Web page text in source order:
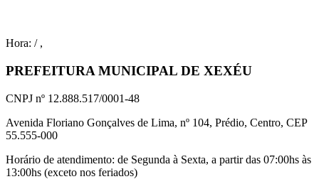
Hora: / ,
PREFEITURA MUNICIPAL DE XEXÉU
CNPJ nº 12.888.517/0001-48
Avenida Floriano Gonçalves de Lima, nº 104, Prédio, Centro, CEP
55.555-000
Horário de atendimento: de Segunda à Sexta, a partir das 07:00hs às
13:00hs (exceto nos feriados)